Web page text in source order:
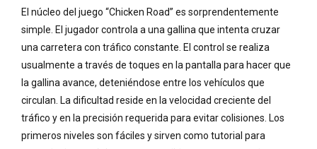
El núcleo del juego “Chicken Road” es sorprendentemente
simple. El jugador controla a una gallina que intenta cruzar
una carretera con tráfico constante. El control se realiza
usualmente a través de toques en la pantalla para hacer que
la gallina avance, deteniéndose entre los vehículos que
circulan. La dificultad reside en la velocidad creciente del
tráfico y en la precisión requerida para evitar colisiones. Los
primeros niveles son fáciles y sirven como tutorial para